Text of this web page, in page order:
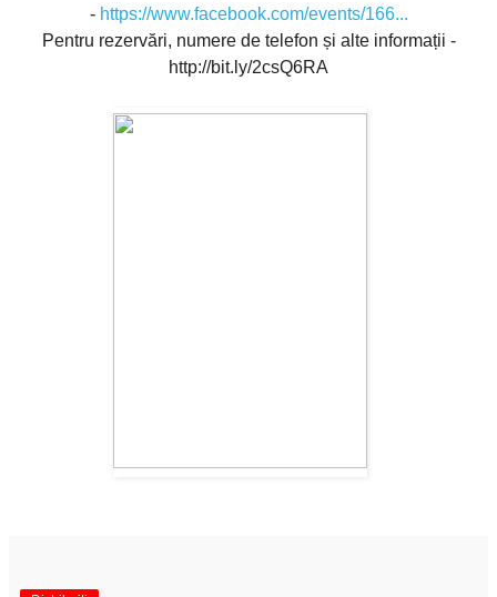
- https://www.facebook.com/events/166...
Pentru rezervări, numere de telefon și alte informații -
http://bit.ly/2csQ6RA